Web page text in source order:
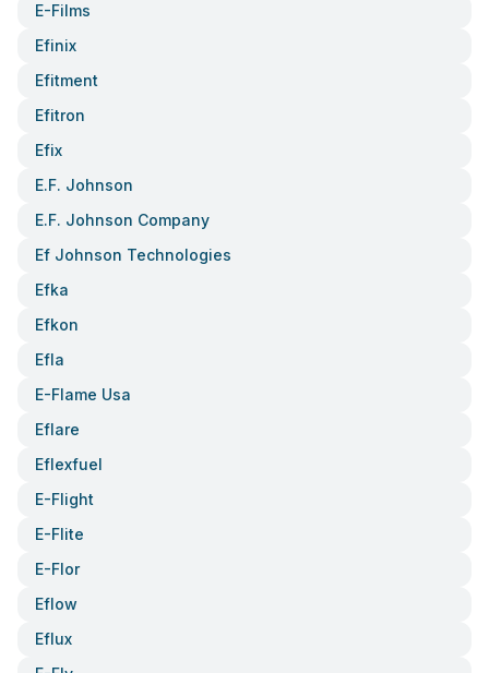
E-Films
Efinix
Efitment
Efitron
Efix
E.f. Johnson
E.f. Johnson Company
Ef Johnson Technologies
Efka
Efkon
Efla
E-Flame Usa
Eflare
Eflexfuel
E-Flight
E-Flite
E-Flor
Eflow
Eflux